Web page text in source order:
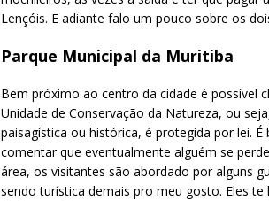
Lençóis. E adiante falo um pouco sobre os
Parque Municipal da Muritiba
Bem próximo ao centro da cidade é possível
Unidade de Conservação da Natureza, ou
paisagística ou histórica, é protegida por lei.
comentar que eventualmente alguém se
área, os visitantes são abordado por alguns
sendo turística demais pro meu gosto. Eles